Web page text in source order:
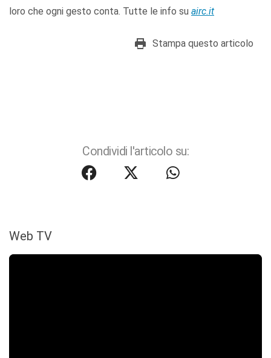
loro che ogni gesto conta. Tutte le info su airc.it
Stampa questo articolo
Condividi l'articolo su:
Web TV